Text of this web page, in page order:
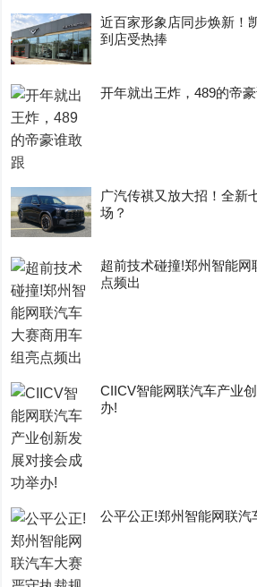
近百家形象店同步焕新！
到店受热捧
开年就出王炸，489的帝
广汽传祺又放大招！全新
场？
超前技术碰撞!郑州智能
点频出
CIICV智能网联汽车产业
办!
公平公正!郑州智能网联汽